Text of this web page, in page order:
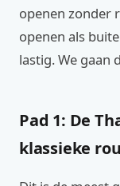
openen zonder
openen als
lastig. We gaan
Pad 1: De
klassieke